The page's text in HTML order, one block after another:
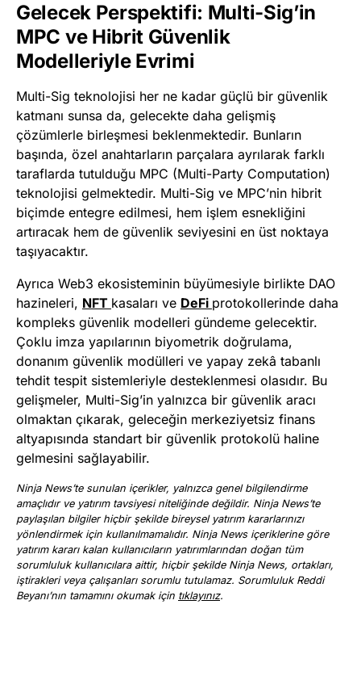
Gelecek Perspektifi: Multi-Sig’in
MPC ve Hibrit Güvenlik
Modelleriyle Evrimi
Multi-Sig teknolojisi her ne kadar güçlü bir güvenlik
katmanı sunsa da, gelecekte daha gelişmiş
çözümlerle birleşmesi beklenmektedir. Bunların
başında, özel anahtarların parçalara ayrılarak farklı
taraflarda tutulduğu MPC (Multi-Party Computation)
teknolojisi gelmektedir. Multi-Sig ve MPC’nin hibrit
biçimde entegre edilmesi, hem işlem esnekliğini
artıracak hem de güvenlik seviyesini en üst noktaya
taşıyacaktır.
Ayrıca Web3 ekosisteminin büyümesiyle birlikte DAO
hazineleri, NFT kasaları ve DeFi protokollerinde daha
kompleks güvenlik modelleri gündeme gelecektir.
Çoklu imza yapılarının biyometrik doğrulama,
donanım güvenlik modülleri ve yapay zekâ tabanlı
tehdit tespit sistemleriyle desteklenmesi olasıdır. Bu
gelişmeler, Multi-Sig’in yalnızca bir güvenlik aracı
olmaktan çıkarak, geleceğin merkeziyetsiz finans
altyapısında standart bir güvenlik protokolü haline
gelmesini sağlayabilir.
Ninja News’te sunulan içerikler, yalnızca genel bilgilendirme
amaçlıdır ve yatırım tavsiyesi niteliğinde değildir. Ninja News’te
paylaşılan bilgiler hiçbir şekilde bireysel yatırım kararlarınızı
yönlendirmek için kullanılmamalıdır. Ninja News içeriklerine göre
yatırım kararı kalan kullanıcıların yatırımlarından doğan tüm
sorumluluk kullanıcılara aittir, hiçbir şekilde Ninja News, ortakları,
iştirakleri veya çalışanları sorumlu tutulamaz. Sorumluluk Reddi
Beyanı’nın tamamını okumak için tıklayınız.